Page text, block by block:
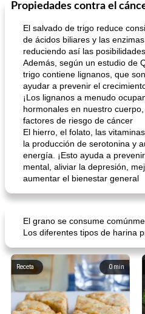
Propiedades contra el
El salvado de trigo reduce
de ácidos biliares y las
reduciendo así las
Además, según un estudio de
trigo contiene lignanos, que
ayudar a prevenir el
¡Los lignanos a menudo
hormonales en nuestro
factores de riesgo de cáncer
El hierro, el folato, las
la producción de serotonina y
energía. ¡Esto ayuda a
mental, aliviar la depresión,
aumentar el bienestar general
El grano se consume
Los diferentes tipos de harina
0 min
Receta